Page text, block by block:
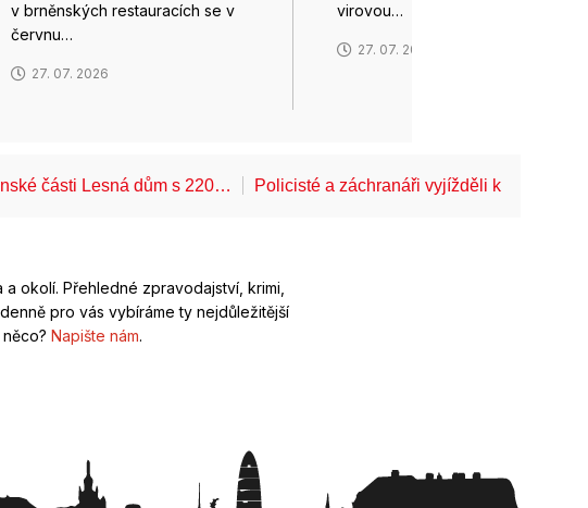
v brněnských restauracích se v
červnu…
27. 07. 2026
virovou…
27. 07. 2026
části Lesná dům s 220… Policisté a záchranáři vyjížděli k pádům z
a okolí. Přehledné zpravodajství, krimi,
pro vás vybíráme ty nejdůležitější
Napište nám.